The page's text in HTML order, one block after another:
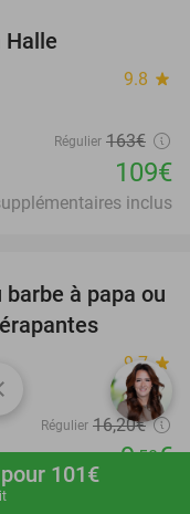
101€
Halle
9.8 star
Régulier 163€
109€
inclus
41%
à papa ou
9.7star
Régulier 16,20€
9,50€